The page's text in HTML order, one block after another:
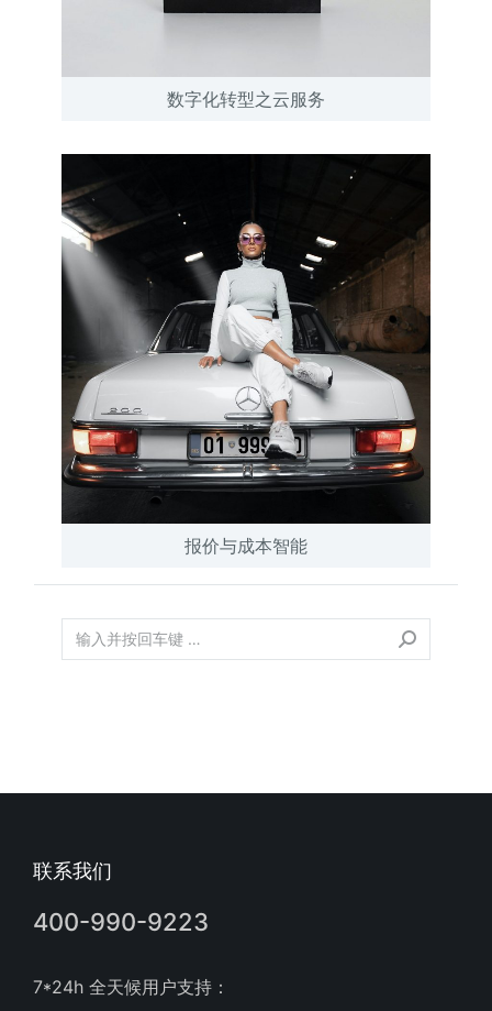
数字化转型之云服务
报价与成本智能
联系我们
400-990-9223
7*24h 全天候用户支持：